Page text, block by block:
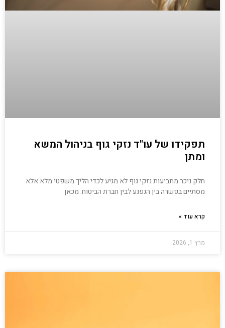
תפקידו של עו"ד נזקי גוף בניהול המשא
ומתן
חלק ניכר מתביעות נזקי גוף לא מגיע לכדי הליך משפטי מלא אלא
מסתיים בפשרה בין הנפגע לבין חברת הביטוח. מכאן
קרא עוד »
מרץ 1, 2026